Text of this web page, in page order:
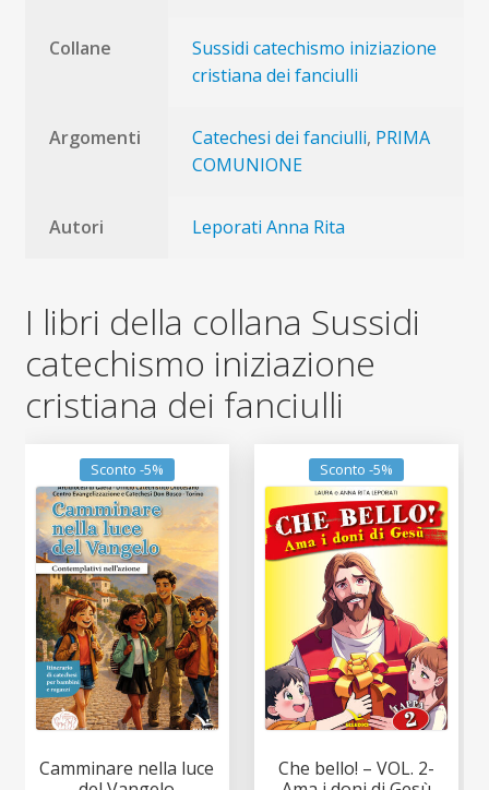
Collane
Sussidi catechismo iniziazione
cristiana dei fanciulli
Argomenti Catechesi dei fanciulli, PRIMA
COMUNIONE
Autori Leporati Anna Rita
I libri della collana Sussidi
catechismo iniziazione
cristiana dei fanciulli
Sconto -5%
Camminare nella luce
Sconto -5%
Che bello! – VOL. 2-